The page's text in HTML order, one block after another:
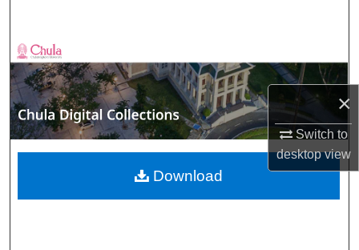
×
Switch to
desktopview
Browse Collections
My Account
About
Digital Commons Network™
Download